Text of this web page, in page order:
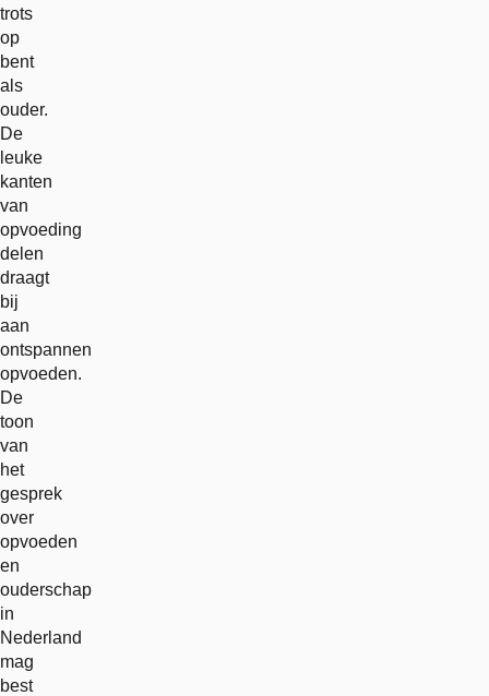
trots
op
bent
als
ouder.
De
leuke
kanten
van
opvoeding
delen
draagt
bij
aan
ontspannen
opvoeden.
De
toon
van
het
gesprek
over
opvoeden
en
ouderschap
in
Nederland
mag
best